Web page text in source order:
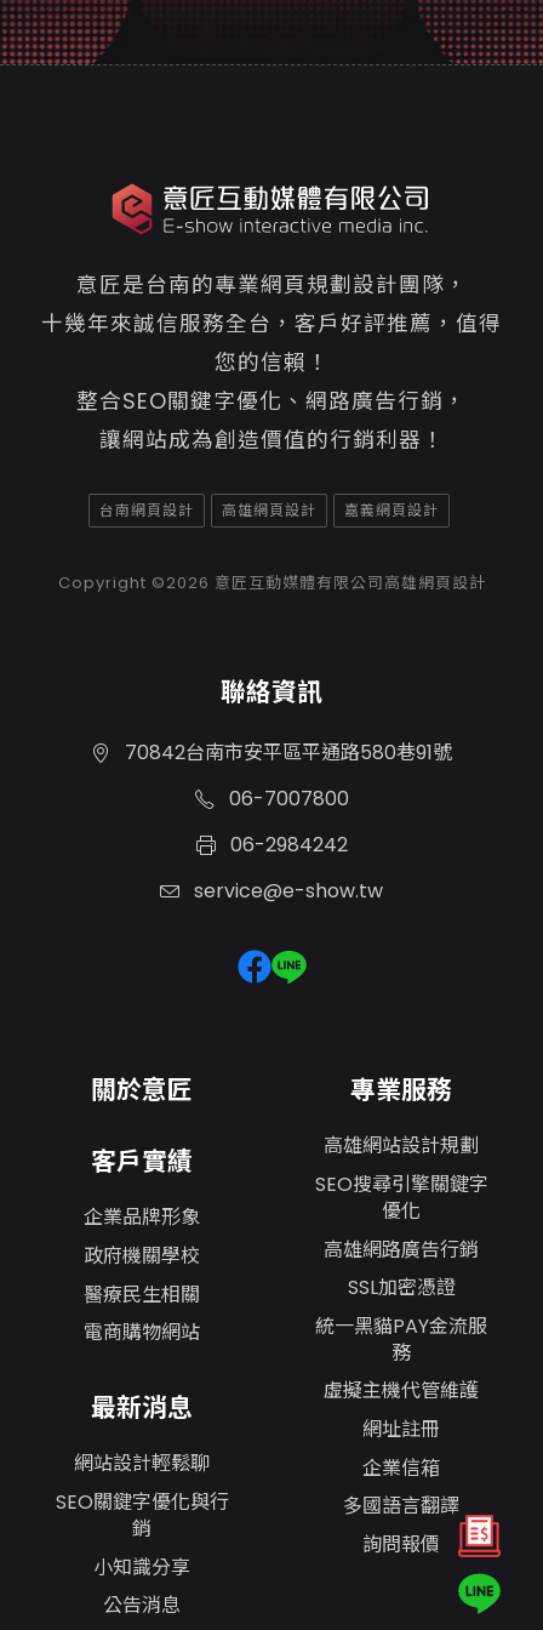
意匠是台南的專業網頁規劃設計團隊，
十幾年來誠信服務全台，客戶好評推薦，值得
您的信賴！
整合SEO關鍵字優化、網路廣告行銷，
讓網站成為創造價值的行銷利器！
台南網頁設計 高雄網頁設計 嘉義網頁設計
Copyright ©2026 意匠互動媒體有限公司高雄網頁設計
聯絡資訊
70842台南市安平區平通路580巷91號
06-7007800
06-2984242
service@e-show.tw
關於意匠
客戶實績
企業品牌形象
政府機關學校
醫療民生相關
電商購物網站
最新消息
網站設計輕鬆聊
SEO關鍵字優化與行
銷
小知識分享
公告消息
專業服務
高雄網站設計規劃
SEO搜尋引擎關鍵字
優化
高雄網路廣告行銷
SSL加密憑證
統一黑貓PAY金流服
務
虛擬主機代管維護
網址註冊
企業信箱
多國語言翻譯
詢問報價